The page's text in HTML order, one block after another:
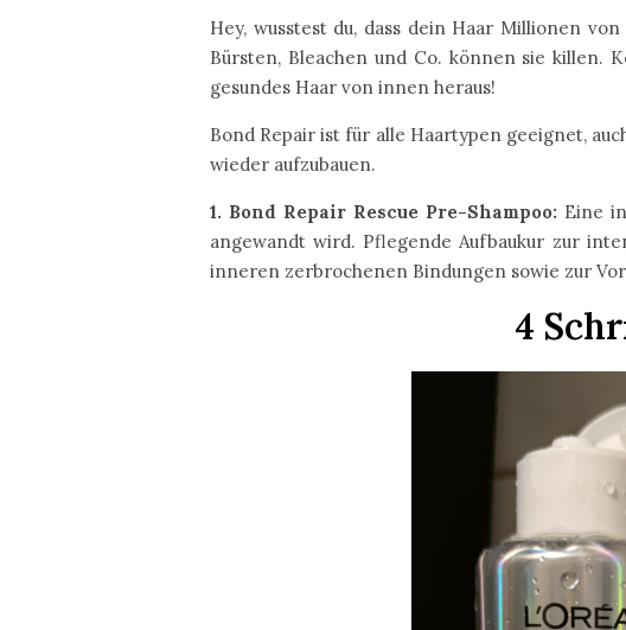
Hey, wusstest du, dass dein Haar Millionen
Bürsten, Bleachen und Co. können sie killen.
gesundes Haar von innen heraus!
Bond Repair ist für alle Haartypen geeignet,
wieder aufzubauen.
1. Bond Repair Rescue Pre-Shampoo: Eine
angewandt wird. Pflegende Aufbaukur zur
inneren zerbrochenen Bindungen sowie zur
4